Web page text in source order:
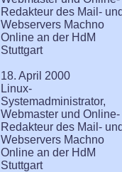
Redakteur des Mail-
Webservers Machno
Online an der HdM
Stuttgart
18. April 2000
Linux-
Systemadministrator,
Webmaster und Online-
Redakteur des Mail-
Webservers Machno
Online an der HdM
Stuttgart